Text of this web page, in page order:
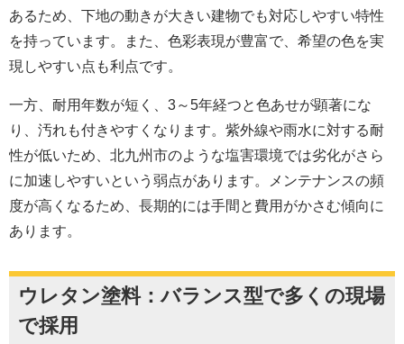
あるため、下地の動きが大きい建物でも対応しやすい特性
を持っています。また、色彩表現が豊富で、希望の色を実
現しやすい点も利点です。
一方、耐用年数が短く、3～5年経つと色あせが顕著にな
り、汚れも付きやすくなります。紫外線や雨水に対する耐
性が低いため、北九州市のような塩害環境では劣化がさら
に加速しやすいという弱点があります。メンテナンスの頻
度が高くなるため、長期的には手間と費用がかさむ傾向に
あります。
ウレタン塗料：バランス型で多くの現場
で採用